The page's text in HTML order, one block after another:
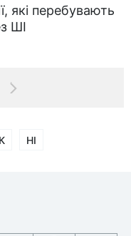
які перебувають
ШІ
НІ